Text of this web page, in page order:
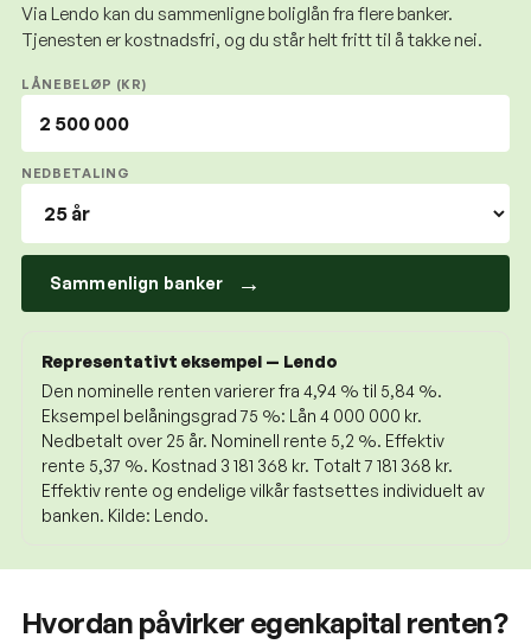
Via Lendo kan du sammenligne boliglån fra flere banker.
Tjenesten er kostnadsfri, og du står helt fritt til å takke nei.
LÅNEBELØP (KR)
NEDBETALING
Sammenlign banker →
Representativt eksempel — Lendo
Den nominelle renten varierer fra 4,94 % til 5,84 %.
Eksempel belåningsgrad 75 %: Lån 4 000 000 kr.
Nedbetalt over 25 år. Nominell rente 5,2 %. Effektiv
rente 5,37 %. Kostnad 3 181 368 kr. Totalt 7 181 368 kr.
Effektiv rente og endelige vilkår fastsettes individuelt av
banken. Kilde: Lendo.
Hvordan påvirker egenkapital renten?